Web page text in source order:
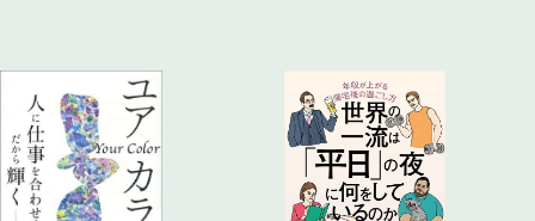
②【新規開拓・イノベーション】型
③【売上・集客・数字】型
④【日本初・業界初】型（プレスリリース特化）
⑤【社会課題・SDGs】型（プレスリリース特化）